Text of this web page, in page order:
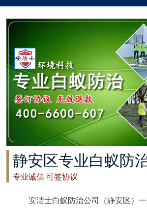
太仓白蚁防治
常州白蚁防治
溧阳白蚁防治
南通白蚁防治
如东白蚁防治
如皋白蚁防治
海安白蚁防治
泰州白蚁防治
静安区专业白蚁防
专业诚信 可签协议
安洁士白蚁防治公司（静安区）